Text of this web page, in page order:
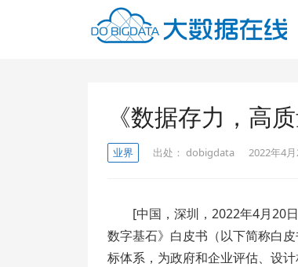
《数据存力，高
业界 出处： dobigdata 2022年4
[中国，深圳，2022年4月20
数字基石》白皮书（以下简称白
标体系，为政府和企业评估、设